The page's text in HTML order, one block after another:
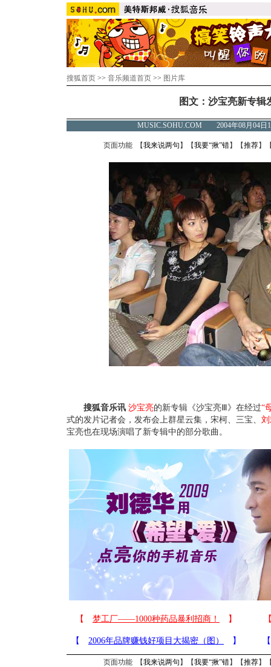
搜狐首页 >> 音乐频道首页 >> 图片库
图文：沙宝亮新专辑
MUSIC.SOHU.COM 2004年08月04
页面功能 【我来说两句 】【我要“揪”错】【推荐】
搜狐音乐讯 沙宝亮的新专辑《沙宝亮Ⅲ》在经过“
式的发片记者会，发布会上群星云集，宋柯、三宝、
宝亮也在现场演唱了新专辑中的部分歌曲。
页面功能 【我来说两句 】【我要“揪”错】【推荐】